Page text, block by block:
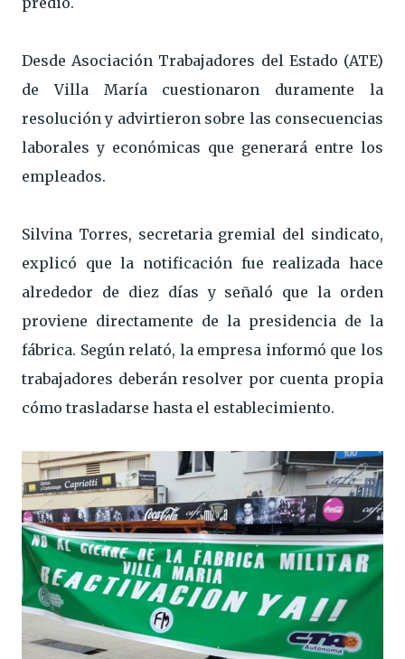
Desde Asociación Trabajadores del Estado (ATE)
de Villa María cuestionaron duramente la
resolución y advirtieron sobre las consecuencias
laborales y económicas que generará entre los
empleados.
Silvina Torres, secretaria gremial del sindicato,
explicó que la notificación fue realizada hace
alrededor de diez días y señaló que la orden
proviene directamente de la presidencia de la
fábrica. Según relató, la empresa informó que los
trabajadores deberán resolver por cuenta propia
cómo trasladarse hasta el establecimiento.